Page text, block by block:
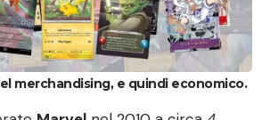
merchandising, e quindi economico.